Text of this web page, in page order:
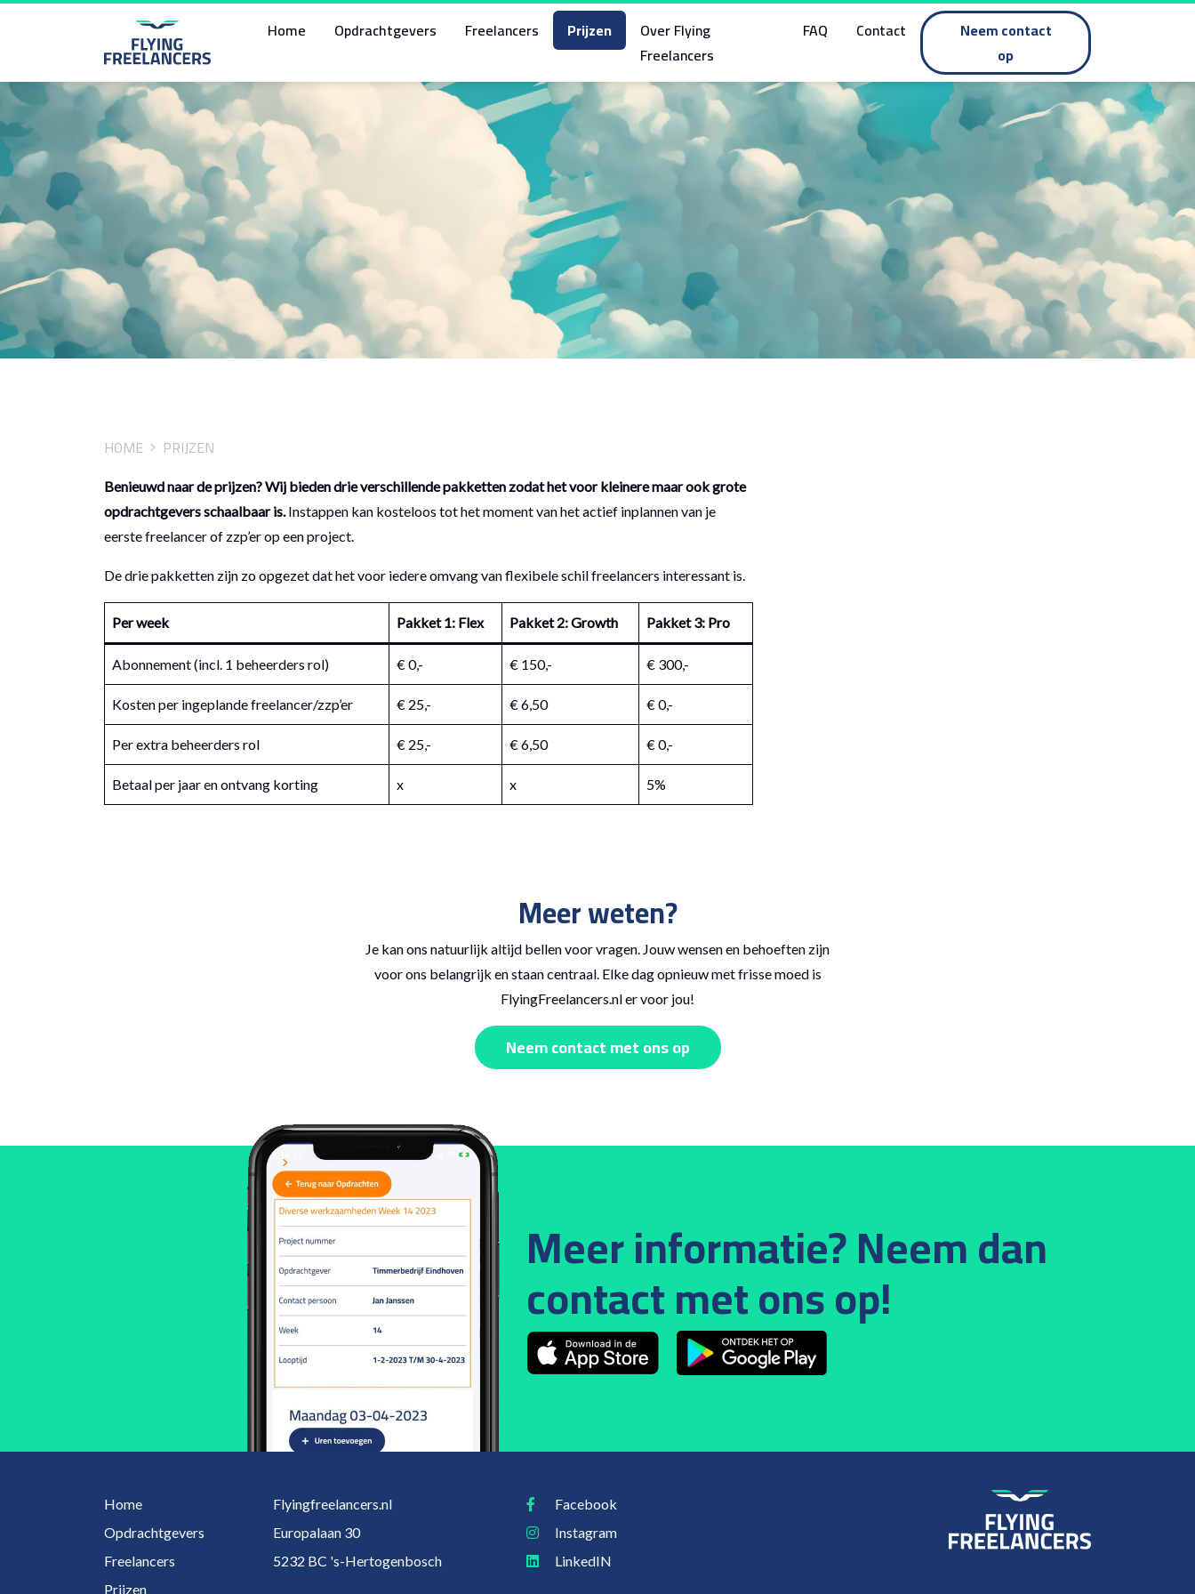
Home Opdrachtgevers Freelancers Prijzen
Over Flying
Freelancers
FAQ Contact
Neem contact
op
HOME PRIJZEN
Benieuwd naar de prijzen? Wij bieden drie verschillende pakketten zodat het voor kleinere maar ook grote
opdrachtgevers schaalbaar is.Instappen kan kosteloos tot het moment van het actief inplannen van je
eerste freelancer of zzp’er op een project.
De drie pakketten zijn zo opgezet dat het voor iedere omvang van flexibele schil freelancers interessant is.
Per week Pakket 1: Flex Pakket 2:Growth Pakket 3: Pro
Abonnement (incl. 1 beheerders rol) € 0,- € 150,- € 300,-
Kosten per ingeplande freelancer/zzp’er € 25,- € 6,50 € 0,-
Per extra beheerders rol € 25,- € 6,50 € 0,-
Betaal per jaar en ontvang korting x x 5%
Meer weten?
Je kan ons natuurlijk altijd bellen voor vragen. Jouw wensen en behoeften zijn
voor ons belangrijk en staan centraal. Elke dag opnieuw met frisse moed is
FlyingFreelancers.nl er voor jou!
Neem contact met ons op
Meer informatie? Neem dan
contact met ons op!
Home
Opdrachtgevers
Freelancers
Prijzen
Flyingfreelancers.nl
Europalaan 30
5232 BC 's-Hertogenbosch
Facebook
Instagram
LinkedIN